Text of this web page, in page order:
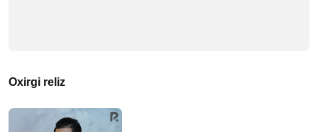
Oxirgi reliz